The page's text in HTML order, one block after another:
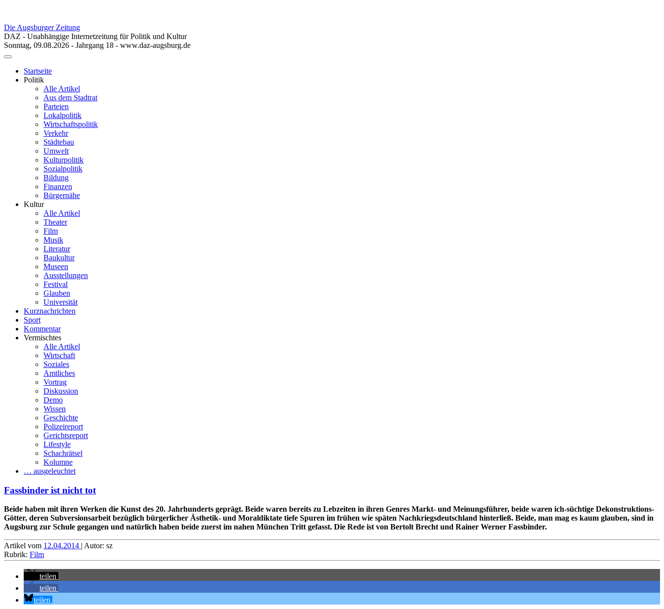
Die Augsburger Zeitung
DAZ - Unabhängige Internetzeitung für Politik und Kultur
Sonntag, 09.08.2026 - Jahrgang 18 - www.daz-augsburg.de
Toggle
navigationStartseite
Politik
Alle Artikel
Aus dem Stadtrat
Parteien
Lokalpolitik
Wirtschaftspolitik
Verkehr
Städtebau
Umwelt
Kulturpolitik
Sozialpolitik
Bildung
Finanzen
Bürgernähe
Kultur
Alle Artikel
Theater
Film
Musik
Literatur
Baukultur
Museen
Ausstellungen
Festival
Glauben
Universität
Kurznachrichten
Sport
Kommentar
Vermischtes
Alle Artikel
Wirtschaft
Soziales
Amtliches
Vortrag
Diskussion
Demo
Wissen
Geschichte
Polizeireport
Gerichtsreport
Lifestyle
Schachrätsel
Kolumne
… ausgeleuchtet
Fassbinder ist nicht tot
Beide haben mit ihren Werken die Kunst des 20. Jahrhunderts geprägt. Beide waren bereits zu Lebzeiten in ihren Genres Markt- und Meinungsführer, beide waren ich-süchtige Dekonstruktions-
Götter, deren Subversionsarbeit bezüglich bürgerlicher Ästhetik- und Moraldiktate tiefe Spuren im frühen wie späten Nachkriegs­deutschland hinterließ. Beide, man mag es kaum glauben, sind in
Augsburg zur Schule gegangen und natürlich haben beide zuerst im nahen München Tritt gefasst. Die Rede ist von Bertolt Brecht und Rainer Werner Fassbinder.
Artikel vom 12.04.2014 | Autor: sz
Rubrik: Film
teilen
teilen
teilen